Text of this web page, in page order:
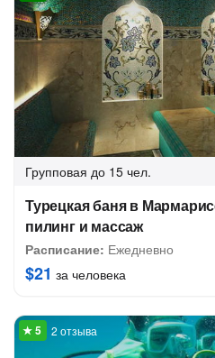
Групповая до 15 чел.
Турецкая баня в
пилинг и массаж
Расписание: Ежедневно
$21 за человека
2 отзыва